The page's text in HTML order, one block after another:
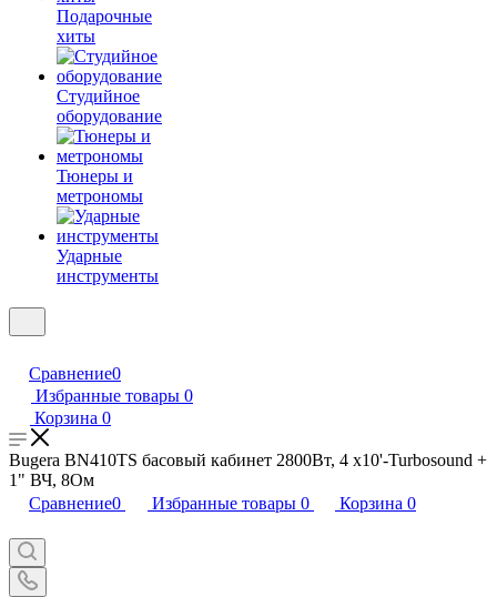
Подарочные
хиты
Студийное
оборудование
Тюнеры и
метрономы
Ударные
инструменты
Сравнение0
Избранные товары 0
Корзина 0
Bugera BN410TS басовый кабинет 2800Вт, 4 х10'-Turbosound +
1" ВЧ, 8Ом
Сравнение0 Избранные товары 0 Корзина 0